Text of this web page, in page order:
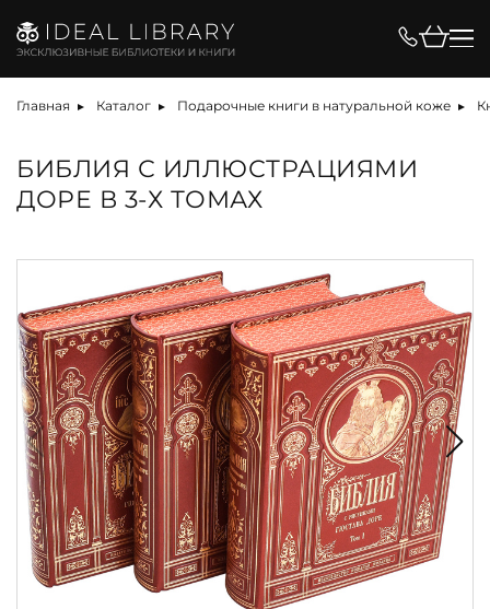
Главная Каталог Подарочные книги в натуральной коже
БИБЛИЯ С ИЛЛЮСТРАЦИЯМИ
ДОРЕ В 3-Х ТОМАХ